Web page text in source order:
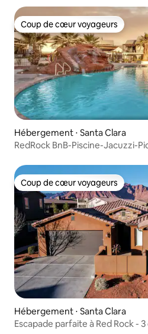
Coup de cœur voyageurs
Coup de cœur voyageurs
Hébergement ⋅ Santa Clara
RedRock BnB-Piscine-Jacuzzi-
Coup de cœur voyageurs
Coup de cœur voyageurs
Hébergement ⋅ Santa Clara
Escapade parfaite à Red Rock -